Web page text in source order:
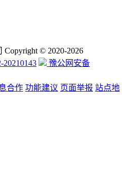
© 2020-2026
20210143
豫公网安备
合作 功能建议 页面举报 站点地